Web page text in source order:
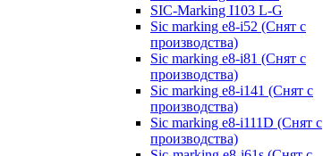
SIC-Marking I103 L-G
Sic marking e8-i52 (Снят с
производства)
Sic marking e8-i81 (Снят с
производства)
Sic marking e8-i141 (Снят с
производства)
Sic marking e8-i111D (Снят с
производства)